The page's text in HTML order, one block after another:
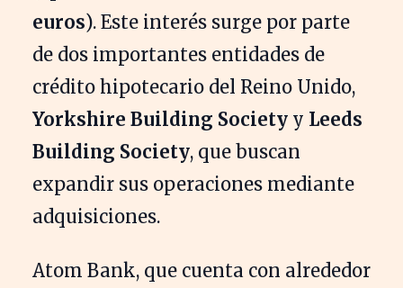
euros). Este interés surge por parte
de dos importantes entidades de
crédito hipotecario del Reino Unido,
Yorkshire Building Society y Leeds
Building Society, que buscan
expandir sus operaciones mediante
adquisiciones.
Atom Bank, que cuenta con alrededor